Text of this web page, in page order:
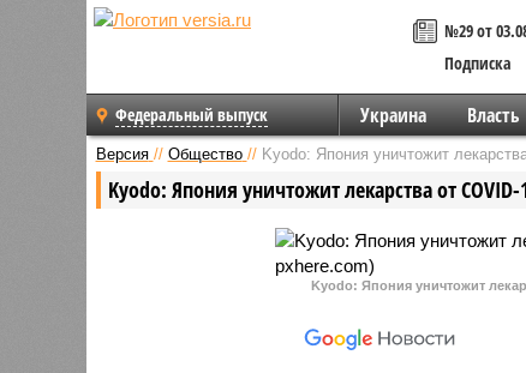
№29 от
Подписка
Федеральный выпуск Украина Власть
Версия // Общество // Kyodo: Япония уничтожит
Kyodo: Япония уничтожит лекарства от
Kyodo: Япония уничтожит